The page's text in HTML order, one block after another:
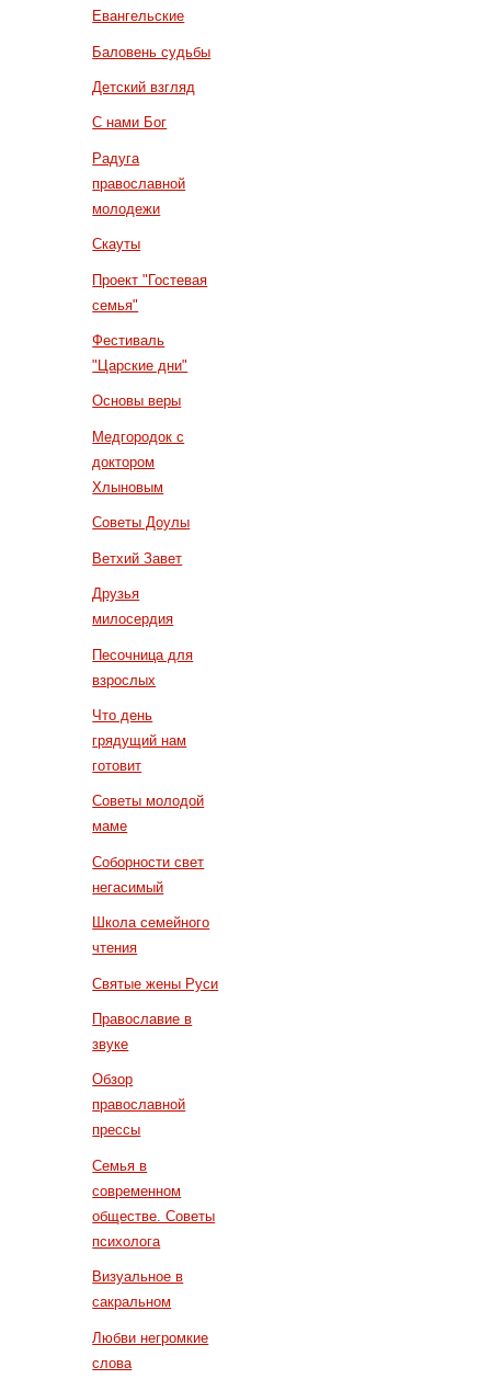
Евангельские
Баловень судьбы
Детский взгляд
С нами Бог
Радуга
православной
молодежи
Скауты
Проект "Гостевая
семья"
Фестиваль
"Царские дни"
Основы веры
Медгородок с
доктором
Хлыновым
Советы Доулы
Ветхий Завет
Друзья
милосердия
Песочница для
взрослых
Что день
грядущий нам
готовит
Советы молодой
маме
Соборности свет
негасимый
Школа семейного
чтения
Святые жены Руси
Православие в
звуке
Обзор
православной
прессы
Семья в
современном
обществе. Советы
психолога
Визуальное в
сакральном
Любви негромкие
слова